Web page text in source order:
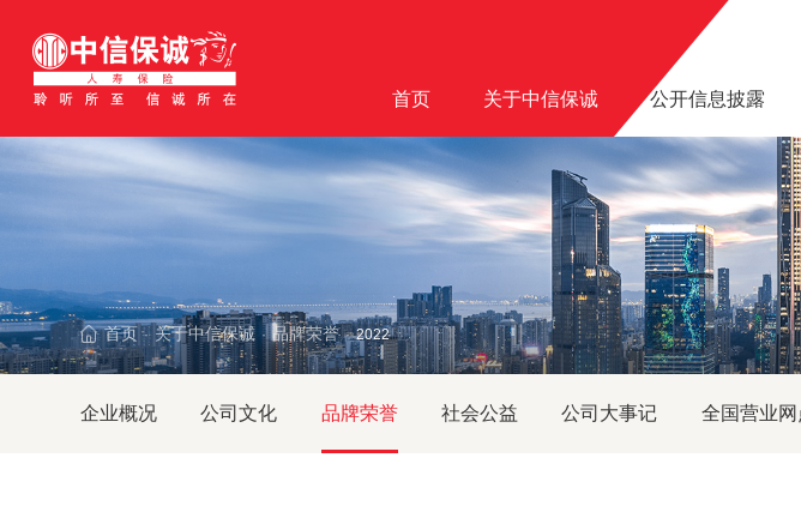
首页 关于中信保诚 公开信息披露
首页 · 关于中信保诚 · 品牌荣誉 · 2022
企业概况 公司文化 品牌荣誉 社会公益 公司大事记 全国营业网